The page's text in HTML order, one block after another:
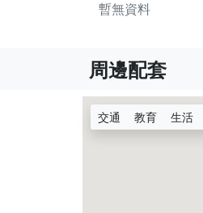
暫無資料
周邊配套
交通 教育 生活